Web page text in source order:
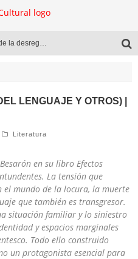
El libro en la mira de la desregulación
nieve
LENGUAJE Y OTROS) |
Literatura
en su libro Efectos
La tensión que
mundo de la locura, la muerte
que también es transgresor.
situación familiar y lo siniestro
y espacios marginales
Todo ello construido
un protagonista esencial para